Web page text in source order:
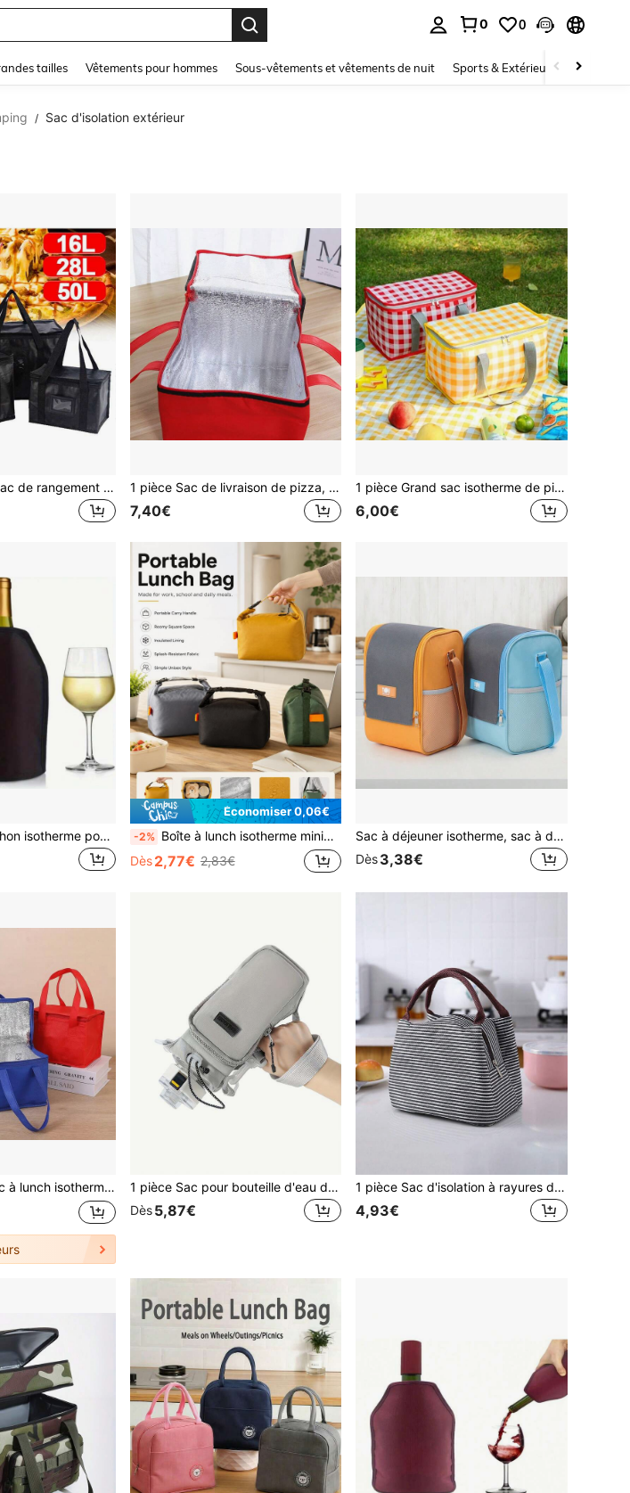
0 0
tailles Vêtements pour hommes Sous-vêtements et vêtements de nuit Sports & Extérieur Enfants
/ Sac d'isolation extérieur
Sac isotherme, sac de rangement pour boissons, grand sac isotherme, boîte à lunch froide, panier à pique-nique zippé avec doublure en aluminium, pique-nique
1 pièce Sac de livraison de pizza, sac à lunch, sac de pique-nique à emporter, sac de fête de livraison de nourriture, sac à main pour gâteau, sac isotherme, sac en feuille d'aluminium épais pour fruits de mer, boissons, riz, équipement de camping
7,40€
1 pièce Grand sac isotherme de pique-nique - Sac glacière thermique durable avec poignée robuste | Facile à nettoyer, portable, convient pour le camping, les réunions familiales - Design vibrant, peut contenir des boissons, des collations, panier de rangement polyvalent pour les voyages en plein air et le camping
6,00€
1/2 pièces Manchon isotherme pour boisson au raisin gelé - Sac de glace réglable pour bouteilles standard, garde au froid et au chaud, convient pour les fêtes, l'extérieur, la plage, les repas et l'usage domestique
Économiser 0,06€
-2% Boîte à lunch isotherme minimaliste, sac fourre-tout pour déjeuner multifonctionnel, imperméable et durable pour les travailleurs de bureau, les étudiants, les pique-niques en plein air, un élément essentiel pour les grands voyages
Dès 2,77€ 2,83€
Sac à déjeuner isotherme, sac à déjeuner thermique multifonctionnel, sac isotherme avec motif de lettres rose gold, sac de conservation des aliments isotherme et imperméable, convient pour la rentrée scolaire, le collège, les fournitures scolaires, le stockage de cuisine, les accessoires scolaires, l'équipement de camping
Dès3,38€
sac de rangement alimentaire réutilisable et imperméable, convient pour le bureau, les étudiants, les pique-niques scolaires et les voyages en plein air
1 pièce Sac pour bouteille d'eau de sport portable, porte-bouteille d'eau bandoulière, pochette pour bouteille d'eau de voyage avec compartiment pour pièces de monnaie, clés et téléphone, sac multifonctionnel pour bouteille pour le cyclisme et la fitness avec sangle réglable
Dès 5,87€
1 pièce Sac d'isolation à rayures de mode, sac de boîte à lunch en papier d'aluminium épaissi, sac à main avec grande capacité d'isolation et de préservation de la fraîcheur pour la boîte à lunch, sac de boîte à lunch pour voyage et pique-nique en camping
4,93€